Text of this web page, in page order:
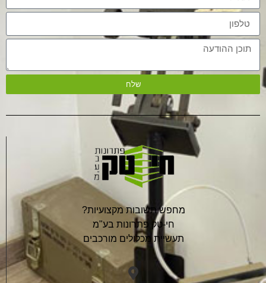
שלח
מחפש תשובות מקצועיות?
חי-טק פתרונות בע"מ
תעשיית מכלולים מורכבים